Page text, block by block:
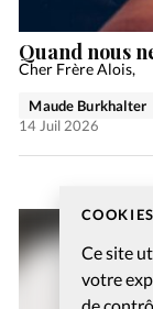
COOKIES
Ce site
votre
Quand nous
Cher Frère Alois,
Maude Burkhalter
14 Juil 2026